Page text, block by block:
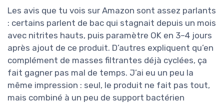
Les avis que tu vois sur Amazon sont assez parlants
: certains parlent de bac qui stagnait depuis un mois
avec nitrites hauts, puis paramètre OK en 3–4 jours
après ajout de ce produit. D’autres expliquent qu’en
complément de masses filtrantes déjà cyclées, ça
fait gagner pas mal de temps. J’ai eu un peu la
même impression : seul, le produit ne fait pas tout,
mais combiné à un peu de support bactérien